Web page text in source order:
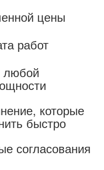
цены
работ
любой
которые
быстро
согласования